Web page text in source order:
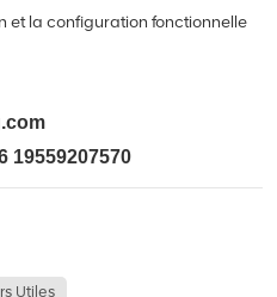
et la configuration fonctionnelle
19559207570
Utiles